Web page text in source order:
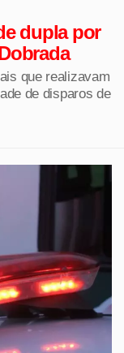
dupla por
que realizavam
de disparos de